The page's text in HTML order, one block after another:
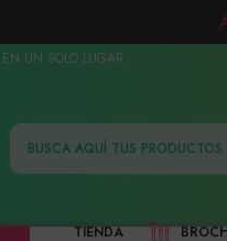
UN SOLO LUGAR
TIENDA